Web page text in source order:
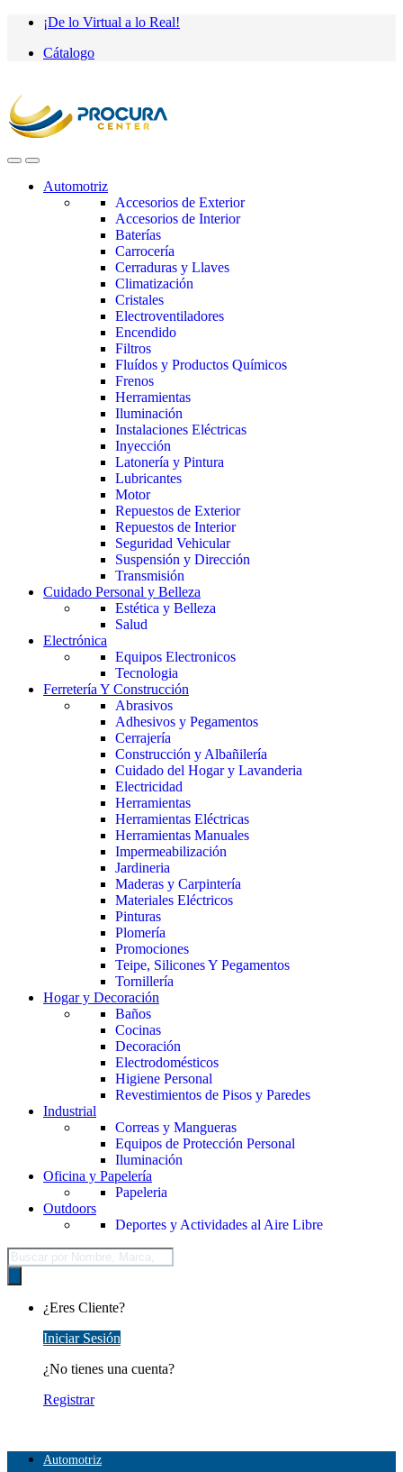
Saltar
navegación
saltar
contenido
¡De lo Virtual a lo Real!
Cátalogo
Automotriz
Accesorios de Exterior
Accesorios de Interior
Baterías
Carrocería
Cerraduras y Llaves
Climatización
Cristales
Electroventiladores
Encendido
Filtros
Fluídos y Productos Químicos
Frenos
Herramientas
Iluminación
Instalaciones Eléctricas
Inyección
Latonería y Pintura
Lubricantes
Motor
Repuestos de Exterior
Repuestos de Interior
Seguridad Vehicular
Suspensión y Dirección
Transmisión
Cuidado Personal y Belleza
Estética y Belleza
Salud
Electrónica
Equipos Electronicos
Tecnologia
Ferretería Y Construcción
Abrasivos
Adhesivos y Pegamentos
Cerrajería
Construcción y Albañilería
Cuidado del Hogar y Lavanderia
Electricidad
Herramientas
Herramientas Eléctricas
Herramientas Manuales
Impermeabilización
Jardineria
Maderas y Carpintería
Materiales Eléctricos
Pinturas
Plomería
Promociones
Teipe, Silicones Y Pegamentos
Tornillería
Hogar y Decoración
Baños
Cocinas
Decoración
Electrodomésticos
Higiene Personal
Revestimientos de Pisos y Paredes
Industrial
Correas y Mangueras
Equipos de Protección Personal
Iluminación
Oficina y Papelería
Papeleria
Outdoors
Deportes y Actividades al Aire Libre
Búsqueda
de
productos
¿Eres Cliente?
Iniciar Sesión
¿No tienes una cuenta?
Registrar
Automotriz